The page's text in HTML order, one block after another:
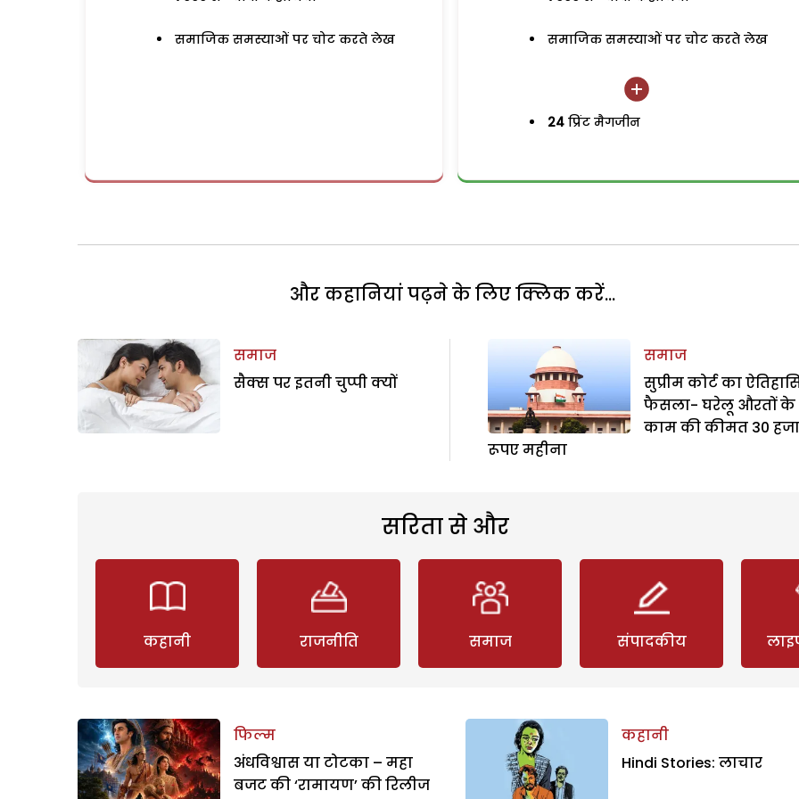
समाजिक समस्याओं पर चोट करते लेख समाजिक समस्याओं पर चोट करते लेख
24 प्रिंट मैगजीन
और कहानियां पढ़ने के लिए क्लिक करें...
समाज
सैक्स पर इतनी चुप्पी क्यों
समाज
सुप्रीम कोर्ट का
फैसला- घरेलू औरतों के
काम की कीमत 30
रूपए महीना
सरिता से और
कहानी राजनीति समाज संपादकीय
फिल्म
अंधविश्वास या टोटका – महा
बजट की ‘रामायण’ की रिलीज
कहानी
Hindi Stories: लाचार